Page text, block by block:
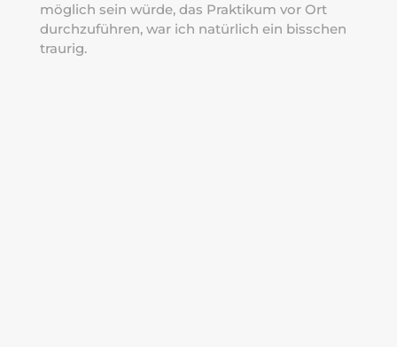
möglich sein würde, das Praktikum vor Ort
durchzuführen, war ich natürlich ein bisschen
traurig.